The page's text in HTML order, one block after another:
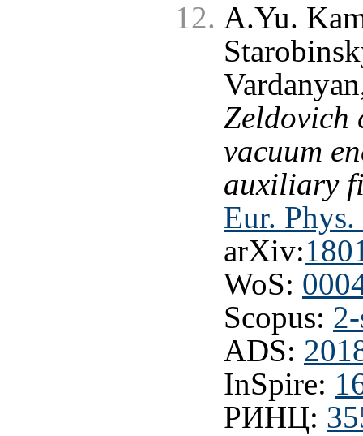
A.Yu.
Zeldovich
vacuum
auxiliary
Eur.
arXiv:
WoS:
Scopus:
ADS:
InSpire:
РИНЦ: